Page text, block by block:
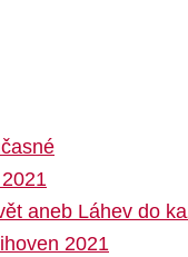
aneb Láhev do
2021